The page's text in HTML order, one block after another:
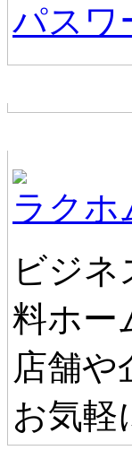
パスワ
ラクホ
ビジ
料ホー
店舗や
お気軽